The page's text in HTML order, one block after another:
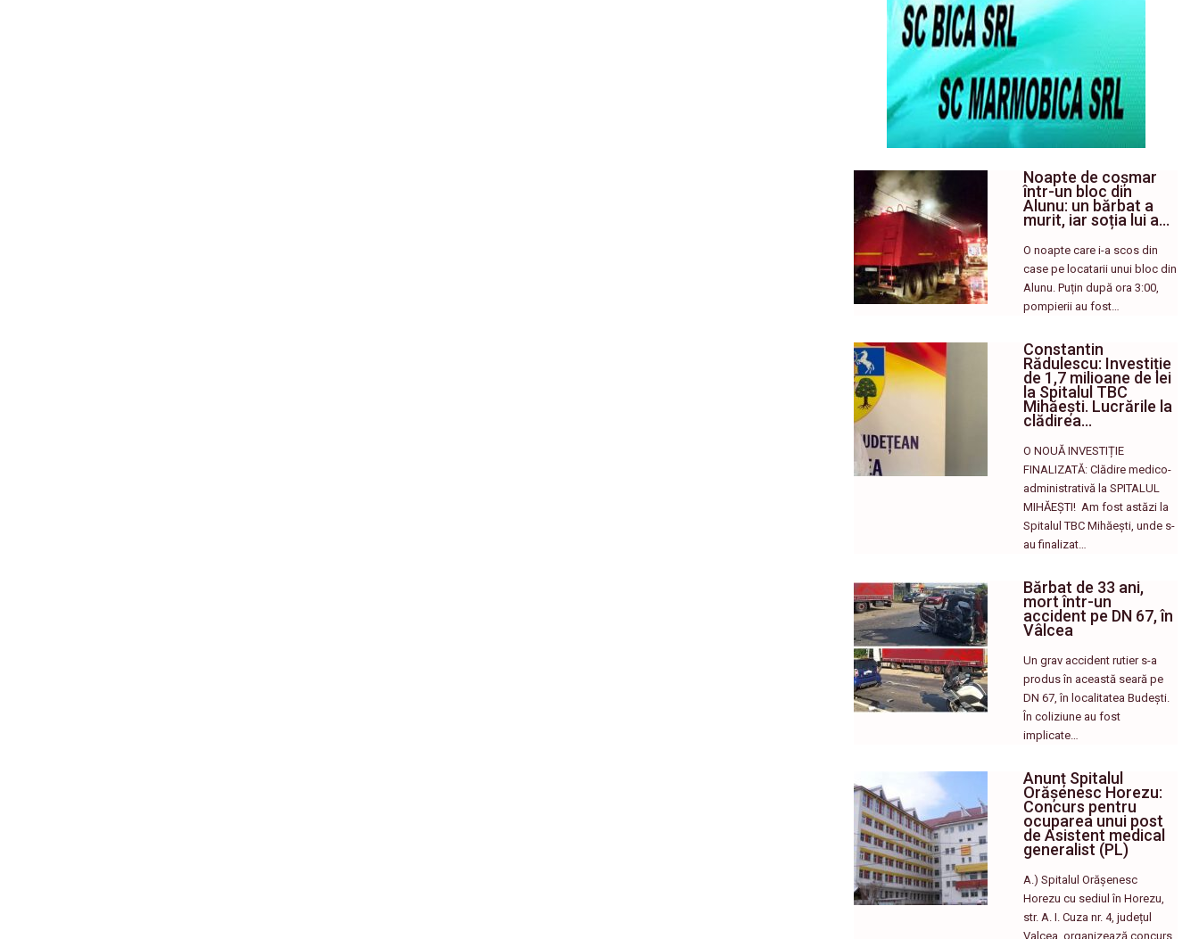
Noapte de coșmar
într-un bloc din
Alunu: un bărbat a
murit, iar soția lui a…
O noapte care i-a scos din
case pe locatarii unui bloc din
Alunu. Puțin după ora 3:00,
pompierii au fost…
Constantin
Rădulescu: Investiție
de 1,7 milioane de lei
la Spitalul TBC
Mihăești. Lucrările la
clădirea…
O NOUĂ INVESTIȚIE
FINALIZATĂ: Clădire medico-
administrativă la SPITALUL
MIHĂEȘTI! ​ Am fost astăzi la
Spitalul TBC Mihăești, unde s-
au finalizat…
Bărbat de 33 ani,
mort într-un
accident pe DN 67, în
Vâlcea
Un grav accident rutier s-a
produs în această seară pe
DN 67, în localitatea Budești.
În coliziune au fost
implicate…
Anunț Spitalul
Orășenesc Horezu:
Concurs pentru
ocuparea unui post
de Asistent medical
generalist (PL)
A.) Spitalul Orășenesc
Horezu cu sediul în Horezu,
str. A. I. Cuza nr. 4, județul
Valcea, organizează concurs,